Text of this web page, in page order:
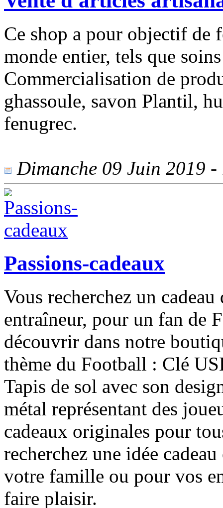
Ce shop a pour objectif de
monde entier, tels que
Commercialisation de
ghassoule, savon Plantil,
fenugrec.
Dimanche 09 Juin 2019 -
Passions-cadeaux
Vous recherchez un
entraîneur, pour un fan de
découvrir dans notre
thème du Football : Clé
Tapis de sol avec son
métal représentant des
cadeaux originales pour
recherchez une idée
votre famille ou pour vos
faire plaisir.